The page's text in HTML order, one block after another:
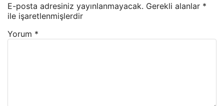
E-posta adresiniz yayınlanmayacak. Gerekli alanlar *
ile işaretlenmişlerdir
Yorum *